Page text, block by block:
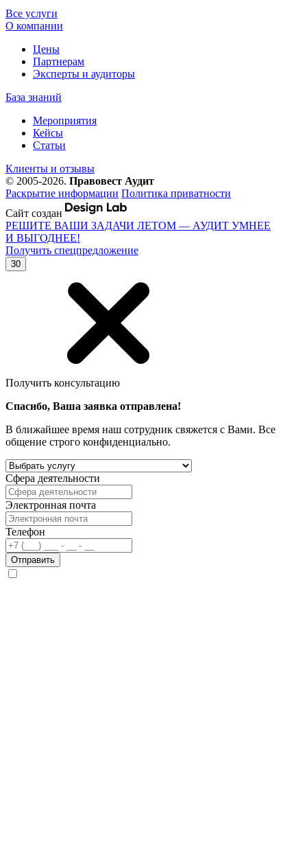
Все услуги
О компании
Цены
Партнерам
Эксперты и аудиторы
База знаний
Мероприятия
Кейсы
Статьи
Клиенты и отзывы
© 2005-2026. Правовест Аудит
Раскрытие информации Политика приватности
Сайт создан
РЕШИТЕ ВАШИ ЗАДАЧИ ЛЕТОМ — АУДИТ УМНЕЕ
И ВЫГОДНЕЕ!
Получить спецпредложение
30
Получить консультацию
Спасибо, Ваша заявка отправлена!
В ближайшее время наш сотрудник свяжется с Вами. Все
общение строго конфиденциально.
Сфера деятельности
Электронная почта
Телефон
Отправить